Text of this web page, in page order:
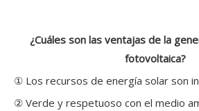
¿Cuáles son las ventajas de la
fotovoltaica?
① Los recursos de energía solar son
② Verde y respetuoso con el medio